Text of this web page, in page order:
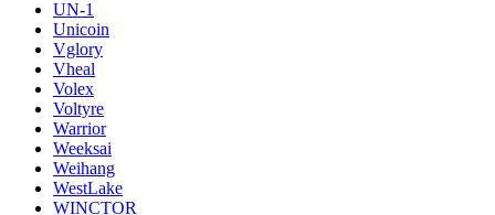
UN-1
Unicoin
Vglory
Vheal
Volex
Voltyre
Warrior
Weeksai
Weihang
WestLake
WINCTOR